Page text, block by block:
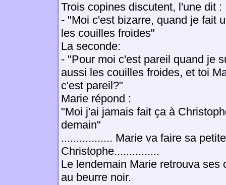
Trois copines discutent, l'une dit :
- "Moi c'est bizarre, quand je fait
les couilles froides"
La seconde:
- "Pour moi c'est pareil quand je
aussi les couilles froides, et toi
c'est pareil?"
Marie répond :
"Moi j'ai jamais fait ça à
demain"
................. Marie va faire sa
Christophe...............
Le lendemain Marie retrouva ses
au beurre noir.